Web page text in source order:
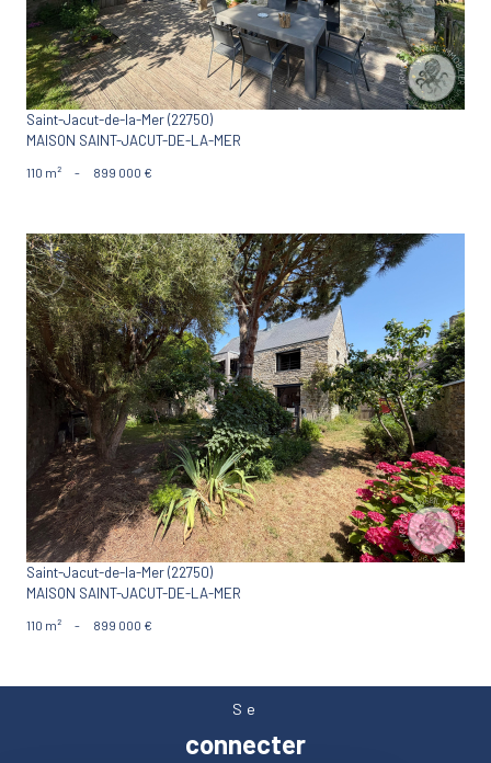
Saint-Jacut-de-la-Mer (22750)
MAISON SAINT-JACUT-DE-LA-MER
110 m² - 899 000 €
VOIR LE BIEN
Saint-Jacut-de-la-Mer (22750)
MAISON SAINT-JACUT-DE-LA-MER
110 m² - 899 000 €
Se
connecter